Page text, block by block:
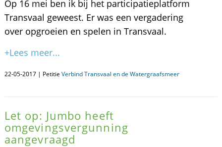
Op 16 mei ben ik bij het participatieplatform
Transvaal geweest. Er was een vergadering
over opgroeien en spelen in Transvaal.
+Lees meer...
22-05-2017 | Petitie Verbind Transvaal en de Watergraafsmeer
Let op: Jumbo heeft
omgevingsvergunning
aangevraagd